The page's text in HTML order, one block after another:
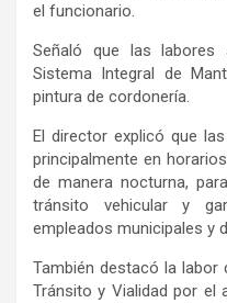
el funcionario.
Señaló que las labores
Sistema Integral de
pintura de cordonería.
El director explicó que
principalmente en
de manera nocturna, para
tránsito vehiculary
empleados municipales y
También destacó la labor
Tránsito y Vialidad por el